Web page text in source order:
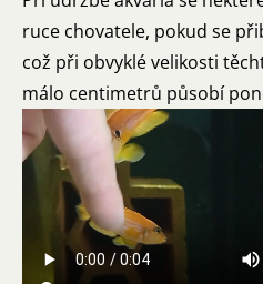
ruce chovatele, pokud se
což při obvyklé velikosti
málo centimetrů působí